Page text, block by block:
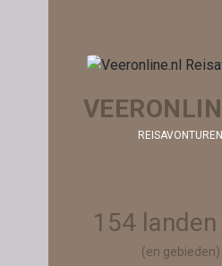
REISAVONTUREN
154 landen
(en gebieden)